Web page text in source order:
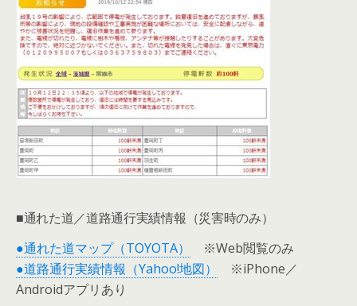
■通れた道／道路通行実績情報（災害時のみ）
●通れた道マップ（TOYOTA）
※Web閲覧のみ
●道路通行実績情報（Yahoo!地図）
※iPhone／
Androidアプリあり